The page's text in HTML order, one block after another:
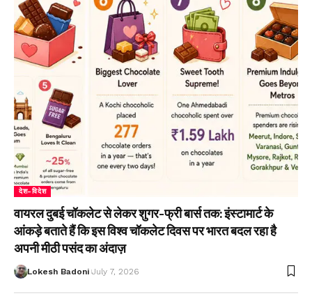
देश-विदेश
वायरल दुबई चॉकलेट से लेकर शुगर-फ्री बार्स तक: इंस्टामार्ट के
आंकड़े बताते हैं कि इस विश्व चॉकलेट दिवस पर भारत बदल रहा है
अपनी मीठी पसंद का अंदाज़
Lokesh Badoni July 7, 2026